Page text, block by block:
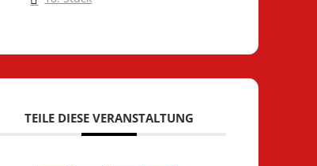
TEILE DIESE VERANSTALTUNG